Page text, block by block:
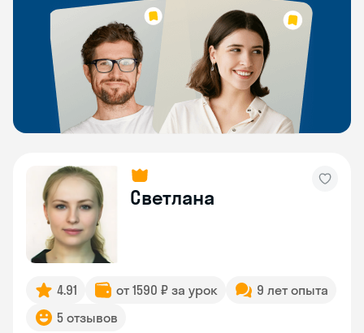
Светлана
4.91 от 1590 ₽ за урок
9 лет опыта
5 отзывов